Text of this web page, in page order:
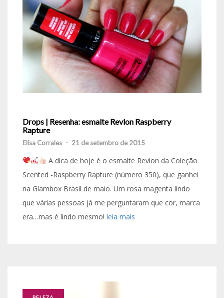
Drops | Resenha: esmalte Revlon Raspberry
Rapture
Elisa Corrales - 21 de setembro de 2015
A dica de hoje é o esmalte Revlon da Coleção
Scented -Raspberry Rapture (número 350), que ganhei
na Glambox Brasil de maio. Um rosa magenta lindo
que várias pessoas já me perguntaram que cor, marca
era…mas é lindo mesmo! leia mais